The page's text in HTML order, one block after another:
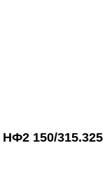
НФ2 150/315.325